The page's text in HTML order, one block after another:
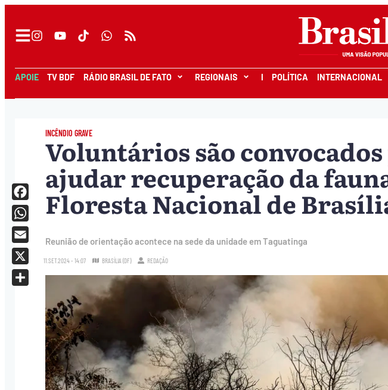
APOIE TV BDF RÁDIO BRASIL DE FATO REGIONAIS I POLÍTICA INTERNACIONAL
INCÊNDIO GRAVE
Voluntários são
ajudar recuperação da
Floresta Nacional de
Reunião de orientação acontece na sede da unidade em Taguatinga
11.SET.2024 - 14:07 BRASÍLIA (DF) REDAÇÃO
Facebook
WhatsApp
Email
X